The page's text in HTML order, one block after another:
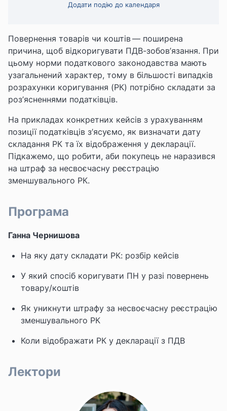
Повернення товарів чи коштів — поширена
причина, щоб відкоригувати ПДВ-зобов’язання. При
цьому норми податкового законодавства мають
узагальнений характер, тому в більшості випадків
розрахунки коригування (РК) потрібно складати за
роз’ясненнями податківців.
На прикладах конкретних кейсів з урахуванням
позиції податківців з’ясуємо, як визначати дату
складання РК та їх відображення у декларації.
Підкажемо, що робити, аби покупець не наразився
на штраф за несвоєчасну реєстрацію
зменшувального РК.
Програма
Ганна Чернишова
На яку дату складати РК: розбір кейсів
У який спосіб коригувати ПН у разі повернень
товару/коштів
Як уникнути штрафу за несвоєчасну реєстрацію
зменшувального РК
Коли відображати РК у декларації з ПДВ
Лектори
Додати подію до календаря